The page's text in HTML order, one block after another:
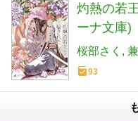
灼熱の若
ーナ文庫)
桜部さく
93